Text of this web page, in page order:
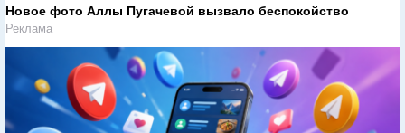
Новое фото Аллы Пугачевой вызвало беспокойство
Реклама